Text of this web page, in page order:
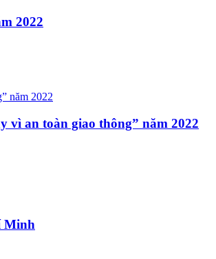
2022
vì an toàn giao thông” năm 2022
Minh